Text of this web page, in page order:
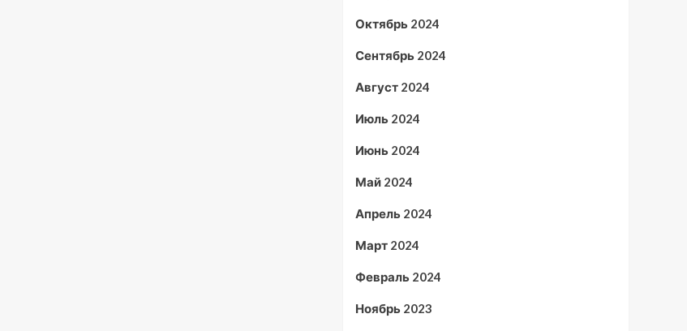
Октябрь 2024
Сентябрь 2024
Август 2024
Июль 2024
Июнь 2024
Май 2024
Апрель 2024
Март 2024
Февраль 2024
Ноябрь 2023